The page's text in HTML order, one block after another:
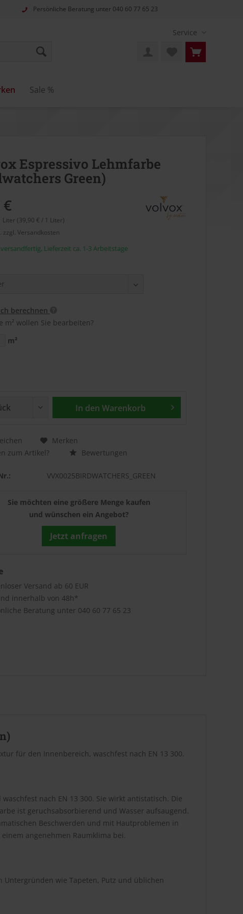
Persönliche Beratung unter 040 60 77 65 23
Service
Sale %
Espressivo Lehmfarbe
Green)
Liter (39,90 € / 1 Liter)
zzgl. Versandkosten
Lieferzeit ca. 1-3 Arbeitstage
berechnen
m² wollen Sie bearbeiten?
m²
In den Warenkorb
Merken
zum Artikel?
Bewertungen
VVX0025BIRDWATCHERS_GREEN
Sie möchten eine größere Menge kaufen
und wünschen ein Angebot?
Jetzt anfragen
Versand ab 60 EUR
innerhalb von 48h*
Beratung unter 040 60 77 65 23
für den Innenbereich, waschfest nach EN 13 300.
nach EN 13 300. Sie wirkt antistatisch. Die
ist geruchsabsorbierend und Wasser aufsaugend.
Beschwerden und mit Hautproblemen in
angenehmen Raumklima bei.
wie Tapeten, Putz und üblichen